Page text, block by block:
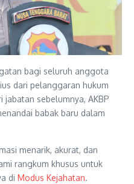
bagi seluruh anggota
dari pelanggaran hukum
sebelumnya, AKBP
babak baru dalam
menarik, akurat, dan
rangkum khusus untuk
di Modus Kejahatan.